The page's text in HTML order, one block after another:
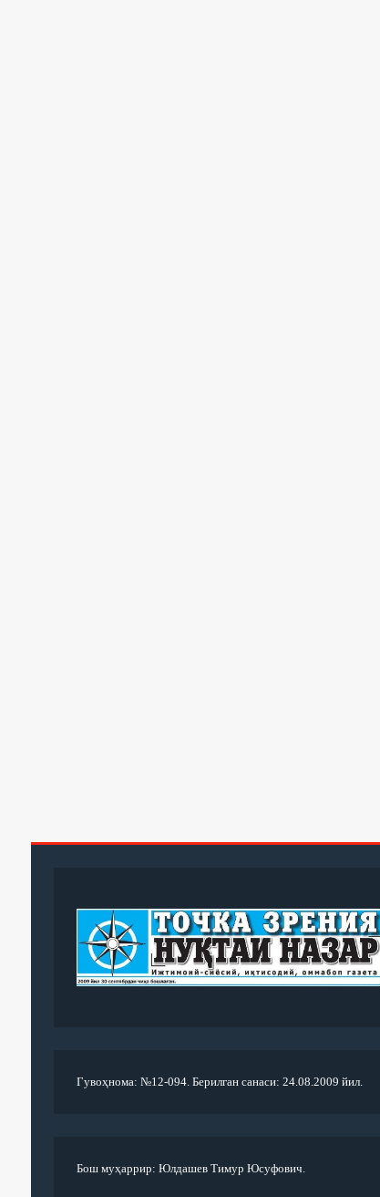
Гувоҳнома: №12-094. Берилган санаси: 24.08.2009 йил.
Бош муҳаррир: Юлдашев Тимур Юсуфович.